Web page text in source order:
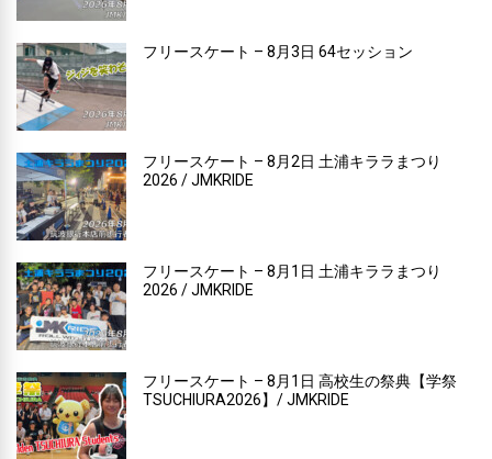
フリースケート – 8月3日 64セッション
フリースケート – 8月2日 土浦キララまつり
2026 / JMKRIDE
フリースケート – 8月1日 土浦キララまつり
2026 / JMKRIDE
フリースケート – 8月1日 高校生の祭典【学祭
TSUCHIURA2026】/ JMKRIDE